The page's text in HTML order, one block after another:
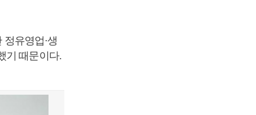
유영업·생
기 때문이다.